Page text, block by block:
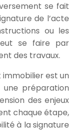
se fait
de l’acte
ou les
se faire par
des travaux.
immobilier est un
une préparation
des enjeux
chaque étape,
à la signature